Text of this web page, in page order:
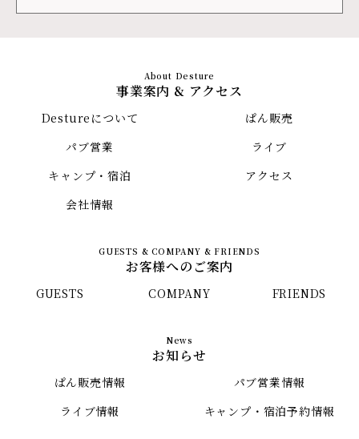
事業案内 & アクセス
Destureについて
ぱん販売
パブ営業
ライブ
キャンプ・宿泊
アクセス
会社情報
お客様へのご案内
GUESTS COMPANY FRIENDS
お知らせ
ぱん販売情報
パブ営業情報
ライブ情報
キャンプ・宿泊予約情報